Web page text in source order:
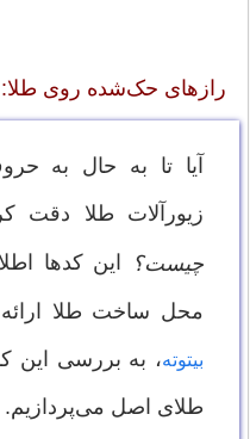
رازهای حک‌شده روی طلا:
آیا تا به حال به
زیورآلات طلا دقت
چیست؟ این کدها
محل ساخت طلا ارائه
بیتوته، به بررسی این
طلای اصل می‌پردازیم.